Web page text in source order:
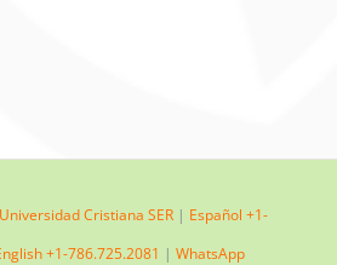
Universidad Cristiana SER| Español +1-
+1-786.725.2081 | WhatsApp